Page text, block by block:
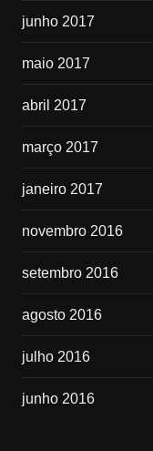
junho 2017
maio 2017
abril 2017
março 2017
janeiro 2017
novembro 2016
setembro 2016
agosto 2016
julho 2016
junho 2016